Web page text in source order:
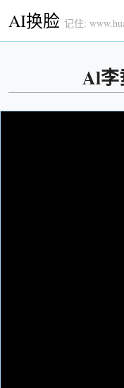
AI换脸 记住:
Al李